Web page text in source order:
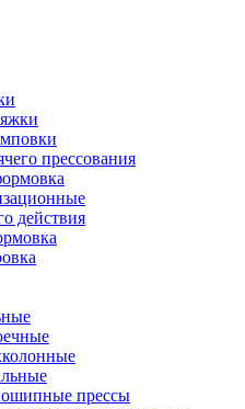
прессования
действия
прессы